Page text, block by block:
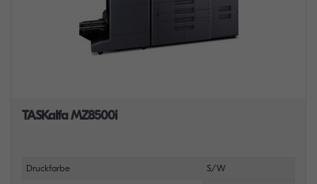
TASKalfa MZ8500i
Druckfarbe S/W